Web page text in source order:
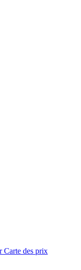
Carte des prix